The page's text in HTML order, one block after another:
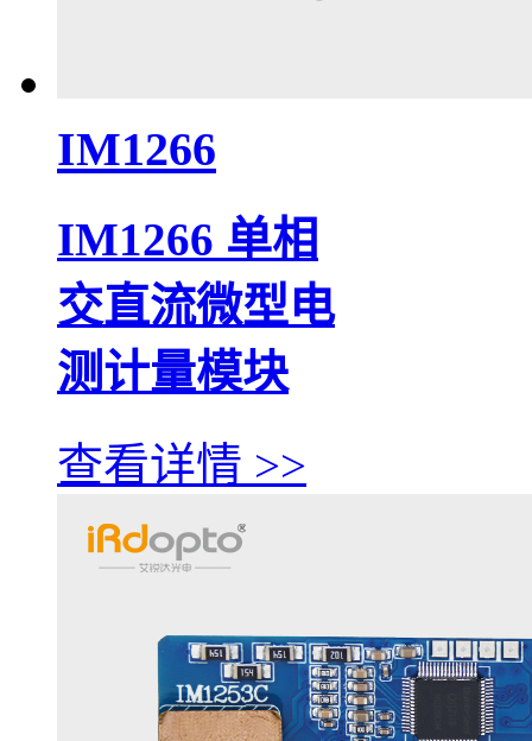
IM1266
IM1266 单相
交直流微型电
测计量模块
查看详情 >>